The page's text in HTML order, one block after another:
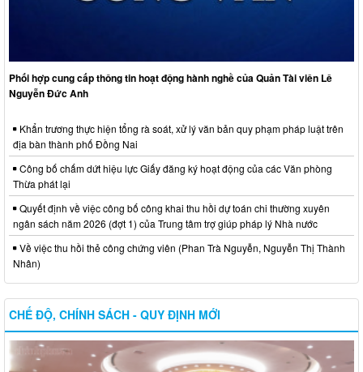
Phối hợp cung cấp thông tin hoạt động hành nghề của Quản Tài viên Lê
Nguyễn Đức Anh
Khẩn trương thực hiện tổng rà soát, xử lý văn bản quy phạm pháp luật trên
địa bàn thành phố Đồng Nai
Công bố chấm dứt hiệu lực Giấy đăng ký hoạt động của các Văn phòng
Thừa phát lại
Quyết định về việc công bố công khai thu hồi dự toán chi thường xuyên
ngân sách năm 2026 (đợt 1) của Trung tâm trợ giúp pháp lý Nhà nước
Về việc thu hồi thẻ công chứng viên (Phan Trà Nguyễn, Nguyễn Thị Thành
Nhân)
CHẾ ĐỘ, CHÍNH SÁCH - QUY ĐỊNH MỚI